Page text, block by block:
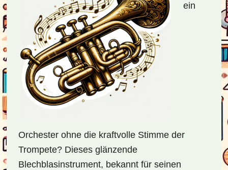
ein
Orchester ohne die kraftvolle Stimme der
Trompete? Dieses glänzende
Blechblasinstrument, bekannt für seinen